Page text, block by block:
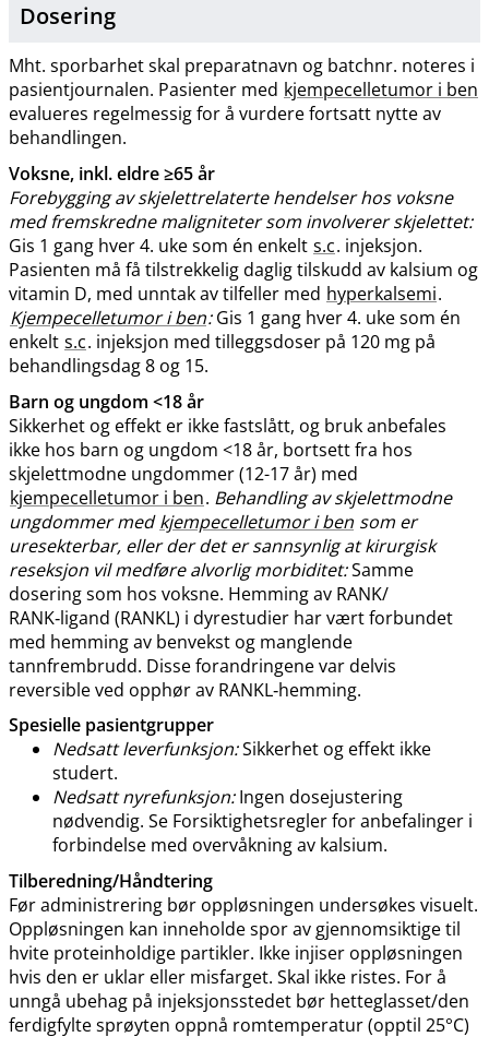
Dosering
Mht. sporbarhet skal preparatnavn og batchnr. noteres i
pasientjournalen. Pasienter med kjempecelletumor i ben
evalueres regelmessig for å vurdere fortsatt nytte av
behandlingen.
Voksne, inkl. eldre ≥65 år
Forebygging av skjelettrelaterte hendelser hos voksne
med fremskredne maligniteter som involverer skjelettet:
Gis 1 gang hver 4. uke som én enkelt s.c. injeksjon.
Pasienten må få tilstrekkelig daglig tilskudd av kalsium og
vitamin D, med unntak av tilfeller med hyperkalsemi.
Kjempecelletumor i ben:Gis 1 gang hver 4. uke som én
enkelt s.c. injeksjon med tilleggsdoser på 120 mg på
behandlingsdag 8 og 15.
Barn og ungdom <18 år
Sikkerhet og effekt er ikke fastslått, og bruk anbefales
ikke hos barn og ungdom <18 år, bortsett fra hos
skjelettmodne ungdommer (12-17 år) med
kjempecelletumor i ben. Behandling av skjelettmodne
ungdommer medkjempecelletumor i ben som er
uresekterbar, eller der det er sannsynlig at kirurgisk
reseksjon vil medføre alvorlig morbiditet:Samme
dosering som hos voksne. Hemming av RANK​/​
RANK‑ligand (RANKL) i dyrestudier har vært forbundet
med hemming av benvekst og manglende
tannfrembrudd. Disse forandringene var delvis
reversible ved opphør av RANKL‑hemming.
Spesielle pasientgrupper
Nedsatt leverfunksjon:Sikkerhet og effekt ikke
studert.
Nedsatt nyrefunksjon:Ingen dosejustering
nødvendig. Se Forsiktighetsregler for anbefalinger i
forbindelse med overvåkning av kalsium.
Tilberedning​/​Håndtering
Før administrering bør oppløsningen undersøkes visuelt.
Oppløsningen kan inneholde spor av gjennomsiktige til
hvite proteinholdige partikler. Ikke injiser oppløsningen
hvis den er uklar eller misfarget. Skal ikke ristes. For å
unngå ubehag på injeksjonsstedet bør hetteglasset​/​den
ferdigfylte sprøyten oppnå romtemperatur (opptil 25°C)